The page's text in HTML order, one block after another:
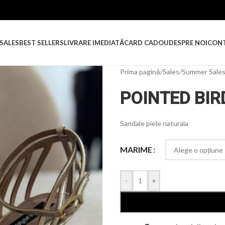
BEST SELLERSLIVRARE IMEDIATĂCARD CADOUDESPRE NOI
Prima pagină/Sales/Summer Sales
POINTED
Sandale piele naturala
MARIME
- +